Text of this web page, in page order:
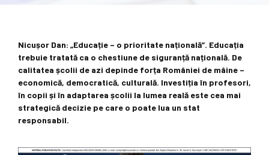
Nicușor Dan: „Educație – o prioritate națională”. Educația
trebuie tratată ca o chestiune de siguranță națională. De
calitatea școlii de azi depinde forța României de mâine –
economică, democratică, culturală. Investiția în profesori,
în copii și în adaptarea școlii la lumea reală este cea mai
strategică decizie pe care o poate lua un stat
responsabil.